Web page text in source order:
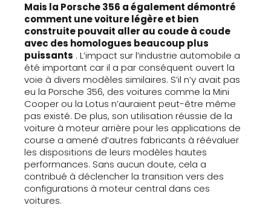
Mais la Porsche 356 a également démontré
comment une voiture légère et bien
construite pouvait aller au coude à coude
avec des homologues beaucoup plus
puissants . L’impact sur l’industrie automobile a
été important car il a par conséquent ouvert la
voie à divers modèles similaires. S’il n’y avait pas
eu la Porsche 356, des voitures comme la Mini
Cooper ou la Lotus n’auraient peut-être même
pas existé. De plus, son utilisation réussie de la
voiture à moteur arrière pour les applications de
course a amené d’autres fabricants à réévaluer
les dispositions de leurs modèles hautes
performances. Sans aucun doute, cela a
contribué à déclencher la transition vers des
configurations à moteur central dans ces
voitures.